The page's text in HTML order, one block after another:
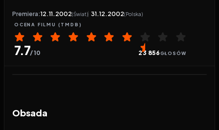
Premiera:12.11.2002(Świat) 31.12.2002(Polska)
OCENA FILMU (TMDB)
7.7/ 10 23 856GŁOSÓW
Obsada